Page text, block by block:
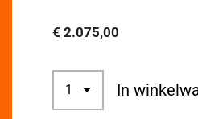
€ 2.075,00
In